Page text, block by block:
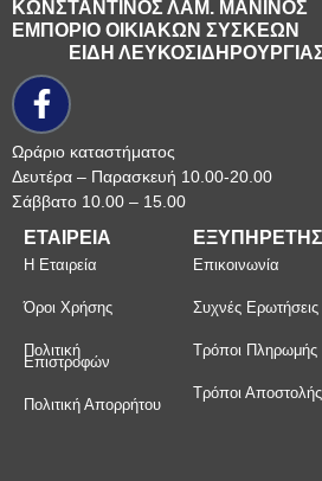
ΚΩΝΣΤΑΝΤΙΝΟΣ ΛΑΜ. ΜΑΝΙΝΟΣ
ΕΜΠΟΡΙΟ ΟΙΚΙΑΚΩΝ ΣΥΣΚΕΩΝ
ΕΙΔΗ
Ωράριο καταστήματος
Δευτέρα – Παρασκευή 10.00-20.00
Σάββατο 10.00 – 15.00
ΕΤΑΙΡΕΙΑ
Η Εταιρεία
Όροι Χρήσης
Πολιτική
Επιστροφών
Πολιτική Απορρήτου
Επικοινωνία
Συχνές Ερωτήσεις
Τρόποι Πληρωμής
Τρόποι Αποστολής